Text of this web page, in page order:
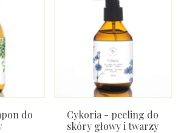
do
Cykoria - peeling do
skóry głowy i twarzy